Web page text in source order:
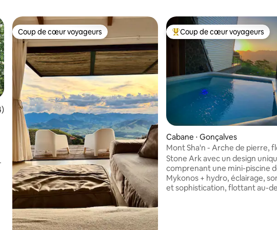
moyenne sur la base de 154 commentaires : 4,93 sur 5
Coup de cœur voyageurs
Coup de cœur voyageurs Coups de cœur voyageurs les
Coup de cœur voyageurs
Cabane ⋅ Gonçalves
Mont Sha'n - Arche de pierre,
la montagne !
Stone Ark avec un design
comprenant une mini-piscine
Mykonos + hydro, éclairage,
et sophistication, flottant au-